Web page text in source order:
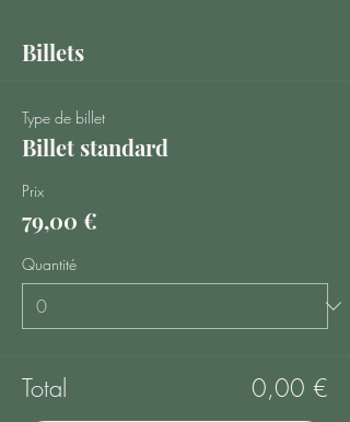
Billets
Type de billet
Billet standard
Prix
79,00 €
Quantité
Total 0,00 €